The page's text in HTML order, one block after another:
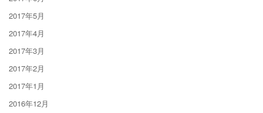
2017年5月
2017年4月
2017年3月
2017年2月
2017年1月
2016年12月